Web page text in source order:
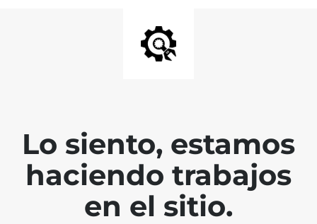
Lo siento, estamos
haciendo trabajos
en el sitio.